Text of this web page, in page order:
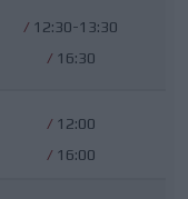
/ 12:30-13:30
/ 16:30
/ 12:00
/ 16:00